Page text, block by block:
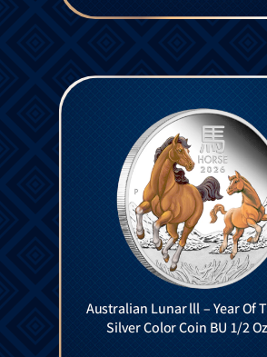
Australian Lunar lll – Year Of
Silver Color Coin BU 1/2